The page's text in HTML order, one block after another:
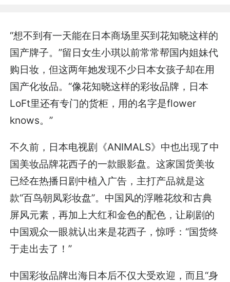
“想不到有一天能在日本商场里买到花知晓这样的
国产牌子。”留日女生小琪以前常常帮国内姐妹代
购日妆，但这两年她发现不少日本女孩子却在用
国产化妆品。“像花知晓这样的彩妆品牌，日本
LoFt里还有专门的货柜，用的名字是flower
knows。”
不久前，日本电视剧《ANIMALS》中也出现了中
国美妆品牌花西子的一款眼影盘。这家国货美妆
已经在热播日剧中植入广告，主打产品就是这
款“百鸟朝凤彩妆盘”。中国风的浮雕花纹和古典
屏风元素，再加上大红和金色的配色，让刷剧的
中国观众一眼就认出来是花西子，惊呼：“国货终
于走出去了！”
中国彩妆品牌出海日本后不仅大受欢迎，而且“身